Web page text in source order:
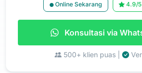
Online Sekarang 4.9/5
Konsultasi via
500+ klien puas |